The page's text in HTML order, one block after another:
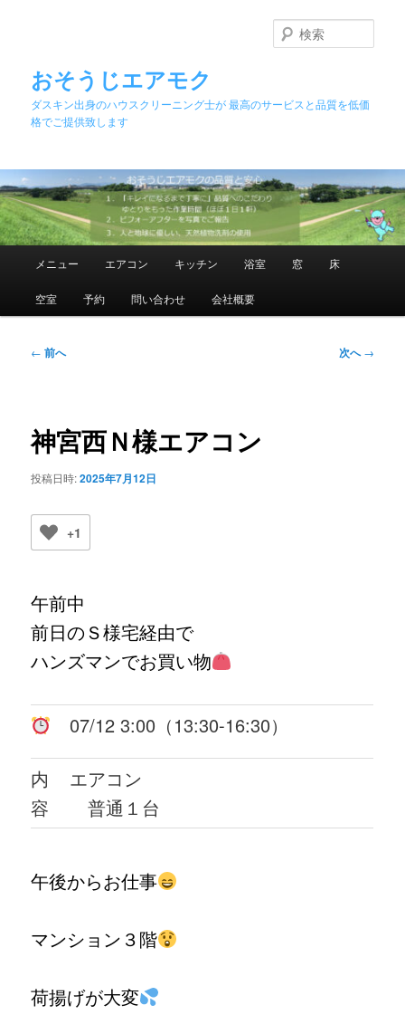
移
動
おそうじエアモク
ダスキン出身のハウスクリーニング士が 最高のサービスと品質を低価
格でご提供致します
索
メ
メニュー エアコン キッチン 浴室 窓 床
空室 予約 問い合わせ 会社概要
投
ゲ
ー
ョ
← 前へ 次へ→
神宮西Ｎ様エアコン
投稿日時:2025年7月12日
+1
午前中
前日のＳ様宅経由で
ハンズマンでお買い物
07/12 3:00（13:30-16:30）
内
容
エアコン
普通１台
午後からお仕事
マンション３階
荷揚げが大変